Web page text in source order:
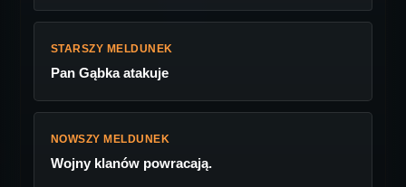
STARSZY MELDUNEK
Pan Gąbka atakuje
NOWSZY MELDUNEK
Wojny klanów powracają.